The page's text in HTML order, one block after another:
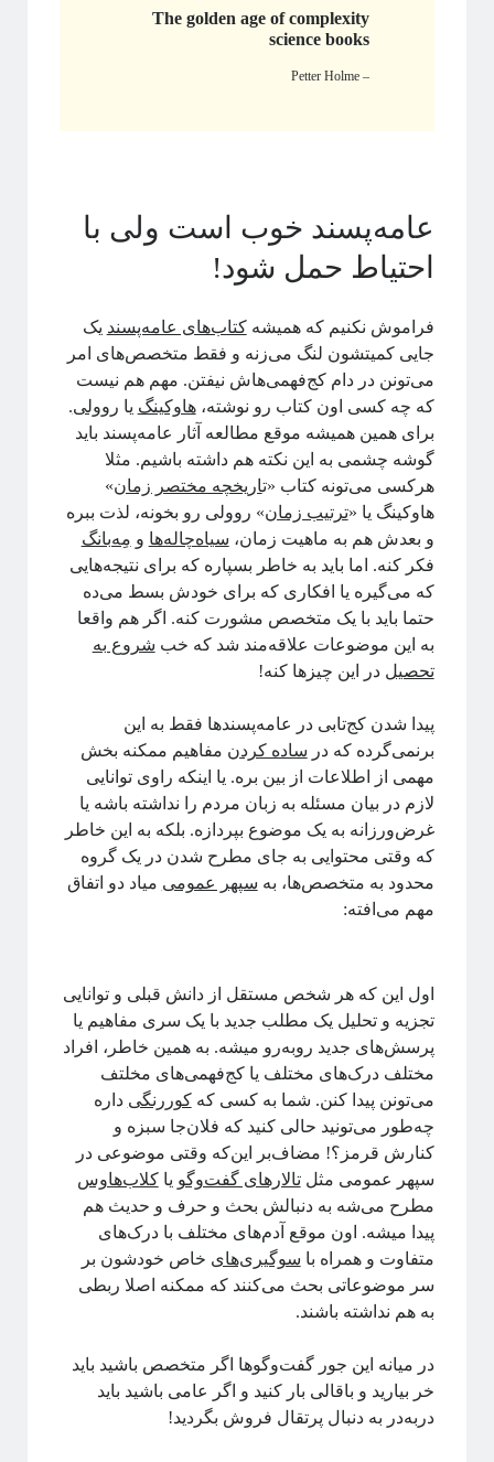
This work is licensed under aCreative Commons Attribution-NonCommercial-
ShareAlike 4.0 International License
The golden age of complexity
science books
– Petter Holme
عامه‌پسند خوب است ولی با
احتیاط حمل شود!
فراموش نکنیم که همیشهکتاب‌های عامه‌پسند یک
جایی کمیتشون لنگ می‌زنه و فقط متخصص‌های امر
می‌تونن در دام کج‌فهمی‌هاش نیفتن. مهم هم نیست
که چه کسی اون کتاب رو نوشته،هاوکینگ یا روولی.
برای همین همیشه موقع مطالعه آثار عامه‌پسند باید
گوشه چشمی به این نکته هم داشته باشیم. مثلا
هرکسی می‌تونه کتاب «تاریخچه مختصر زمان»
هاوکینگ یا «ترتیب زمان» روولی رو بخونه، لذت ببره
و بعدش هم به ماهیت زمان، سیاه‌چاله‌ها و مِه‌بانگ
فکر کنه. اما باید به خاطر بسپاره که برای نتیجه‌هایی
که می‌گیره یا افکاری که برای خودش بسط می‌ده
حتما باید با یک متخصص مشورت کنه. اگر هم واقعا
به این موضوعات علاقه‌مند شد که خب شروع به
تحصیل در این چیزها کنه!
پیدا شدن کج‌تابی‌ در عامه‌پسندها فقط به این
برنمی‌گرده که در ساده کردن مفاهیم ممکنه بخش
مهمی از اطلاعات از بین بره. یا اینکه راوی توانایی
لازم در بیان مسئله به زبان مردم را نداشته باشه یا
غرض‌ورزانه به یک موضوع بپردازه. بلکه به این خاطر
که وقتی محتوایی به جای مطرح شدن در یک گروه
محدود به متخصص‌ها، به سپهر عمومی میاد دو اتفاق
مهم می‌افته:
اول این که هر شخص مستقل از دانش قبلی و توانایی
تجزیه و تحلیل یک مطلب جدید با یک سری مفاهیم یا
پرسش‌های جدید روبه‌رو میشه. به همین خاطر، افراد
مختلف درک‌های مختلف یا کج‌فهمی‌های مخلتف
می‌تونن پیدا کنن. شما به کسی کهکوررنگی داره
چه‌طور می‌تونید حالی کنید که فلان‌جا سبزه و
کنارش قرمز؟! مضاف‌بر این‌که وقتی موضوعی در
سپهر عمومی مثلتالارهای گفت‌وگو یاکلاب‌هاوس
مطرح می‌شه به دنبالش بحث و حرف و حدیث هم
پیدا میشه. اون موقع آدم‌های مختلف با درک‌های
متفاوت و همراه با سوگیری‌های خاص خودشون بر
سر موضوعاتی بحث می‌کنند که ممکنه اصلا ربطی
به هم نداشته باشند.
در میانه این جور گفت‌وگوها اگر متخصص باشید باید
خر بیارید و باقالی بار کنید و اگر عامی باشید باید
دربه‌در به دنبال پرتقال فروش بگردید!